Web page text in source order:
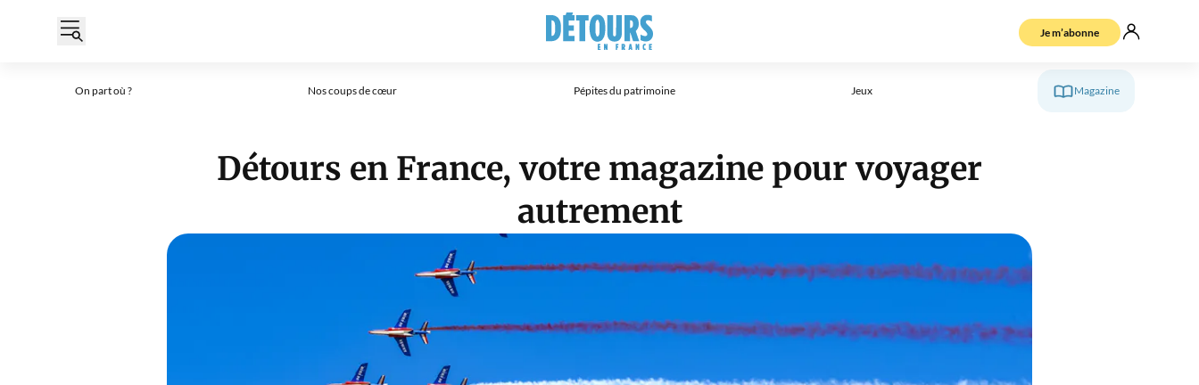
Je m’abonne
On part où ? Nos coups de cœur Pépites du patrimoine Jeux Magazine
Détours en France, votre magazine pour voyager
autrement
Nos articles à la une